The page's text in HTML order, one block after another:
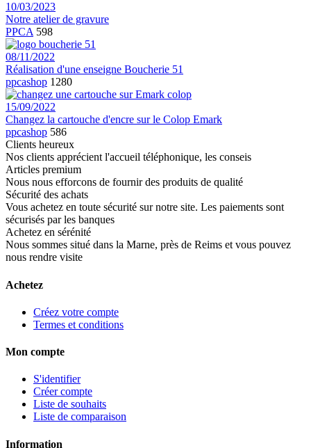
10/03/2023
Notre atelier de gravure
PPCA 598
08/11/2022
Réalisation d'une enseigne Boucherie 51
ppcashop 1280
15/09/2022
Changez la cartouche d'encre sur le Colop Emark
ppcashop 586
Clients heureux
Nos clients apprécient l'accueil téléphonique, les conseis
Articles premium
Nous nous efforcons de fournir des produits de qualité
Sécurité des achats
Vous achetez en toute sécurité sur notre site. Les paiements sont
sécurisés par les banques
Achetez en sérénité
Nous sommes situé dans la Marne, près de Reims et vous pouvez
nous rendre visite
Achetez
Créez votre compte
Termes et conditions
Mon compte
S'identifier
Créer compte
Liste de souhaits
Liste de comparaison
Information